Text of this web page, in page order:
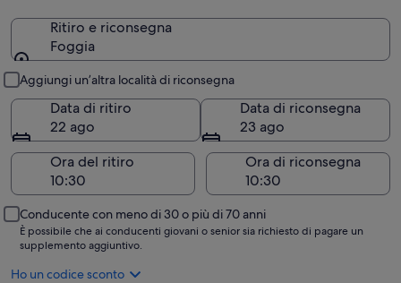
Ritiro e riconsegna
Foggia
Aggiungi un’altra località di riconsegna
Data di ritiro
22 ago
Data di riconsegna
23 ago
Ora del ritiro
Ora di riconsegna
Conducente con meno di 30 o più di 70 anni
È possibile che ai conducenti giovani o senior sia richiesto di pagare un
supplemento aggiuntivo.
Ho un codice sconto